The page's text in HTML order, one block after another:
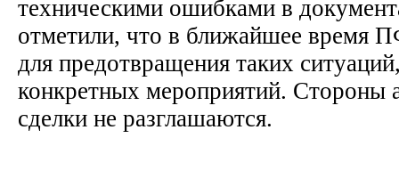
техническими ошибками в
отметили, что в ближайшее время
для предотвращения таких
конкретных мероприятий. Стороны
сделки не разглашаются.